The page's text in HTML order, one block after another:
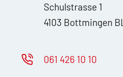
Schulstrasse 1
4103 Bottmingen BL
061 426 10 10